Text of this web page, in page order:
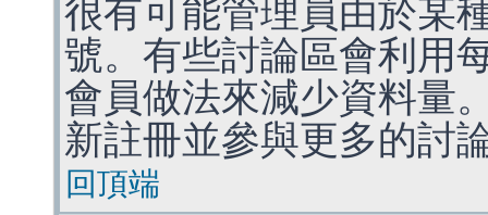
很有可能管理員由於某
號。有些討論區會利用
會員做法來減少資料量
新註冊並參與更多的討
回頂端